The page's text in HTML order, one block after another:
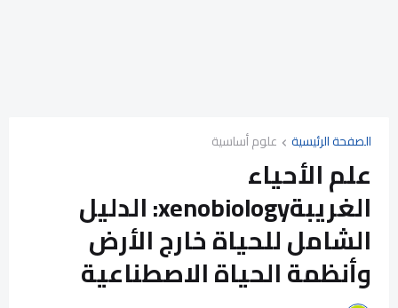
الصفحة الرئيسية علوم أساسية
علم الأحياء
الغريبةxenobiology: الدليل
الشامل للحياة خارج الأرض
وأنظمة الحياة الاصطناعية